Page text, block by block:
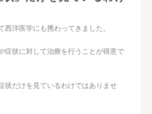
西洋医学にも携わってきました。
症状に対して治療を行うことが得意で
状だけを見ているわけではありませ